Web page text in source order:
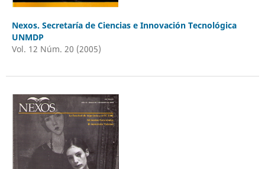
Nexos. Secretaría de Ciencias e Innovación Tecnológica
UNMDP
Vol. 12 Núm. 20 (2005)